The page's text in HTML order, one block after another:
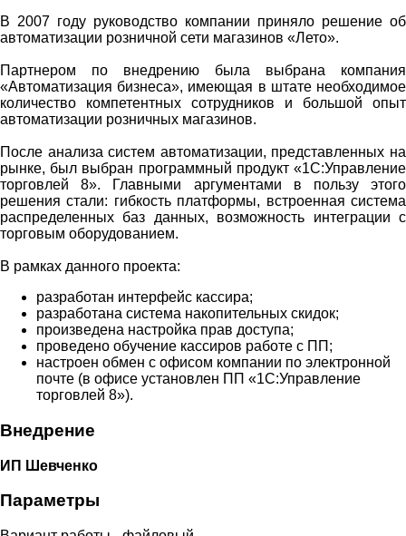
В 2007 году руководство компании приняло решение об
автоматизации розничной сети магазинов «Лето».
Партнером по внедрению была выбрана компания
«Автоматизация бизнеса», имеющая в штате необходимое
количество компетентных сотрудников и большой опыт
автоматизации розничных магазинов.
После анализа систем автоматизации, представленных на
рынке, был выбран программный продукт «1С:Управление
торговлей 8». Главными аргументами в пользу этого
решения стали: гибкость платформы, встроенная система
распределенных баз данных, возможность интеграции с
торговым оборудованием.
В рамках данного проекта:
разработан интерфейс кассира;
разработана система накопительных скидок;
произведена настройка прав доступа;
проведено обучение кассиров работе с ПП;
настроен обмен с офисом компании по электронной
почте (в офисе установлен ПП «1С:Управление
торговлей 8»).
Внедрение
ИП Шевченко
Параметры